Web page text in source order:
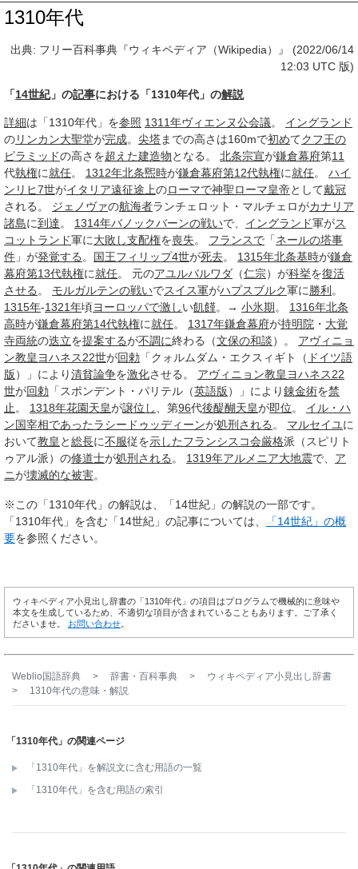
1310年代
出典: フリー百科事典『ウィキペディア（Wikipedia）』 (2022/06/14
12:03 UTC 版)
「14世紀」の記事における「1310年代」の解説
詳細は「1310年代」を参照 1311年ヴィエンヌ公会議。 イングランド
のリンカン大聖堂が完成。 尖塔までの高さは160mで初めてクフ王の
ピラミッドの高さを超えた建造物となる。 北条宗宣が鎌倉幕府第11
代執権に就任。 1312年北条煕時が鎌倉幕府第12代執権に就任。 ハイ
ンリヒ7世がイタリア遠征途上のローマで神聖ローマ皇帝として戴冠
される。 ジェノヴァの航海者ランチェロット・マルチェロがカナリア
諸島に到達。 1314年バノックバーンの戦いで、 イングランド軍がス
コットランド軍に大敗し支配権を喪失。 フランスで 「ネールの塔事
件 」が発覚する 。 国王フィリップ4世が死去。 1315年北条基時が鎌倉
幕府第13代執権に就任。 元のアユルバルワダ （仁宗）が科挙を復活
させる 。 モルガルテンの戦いでスイス軍がハプスブルク軍に 勝利 。
1315年-1321年頃ヨーロッパで激しい飢饉。→ 小氷期。 1316年北条
高時が鎌倉幕府第14代執権に就任。 1317年鎌倉幕府が持明院 ・ 大覚
寺両統の迭立を提案するが不調に終わる（文保の和談）。 アヴィニョ
ン教皇 ヨハネス22世が回勅 「クォルムダム・エクスィギト（ ドイツ語
版）」により清貧論争を激化させる。 アヴィニョン教皇 ヨハネス22
世が回勅 「スポンデント・パリテル（英語版）」により錬金術を禁
止 。 1318年花園天皇が譲位し 、第96代後醍醐天皇が即位。 イル・ハ
ン国宰相であったラシードゥッディーンが処刑される 。 マルセイユに
おいて教皇 と総長に不服従を示したフランシスコ会厳格派（スピリト
ゥアル派）の修道士が処刑される 。 1319年アルメニア大地震で、 ア
ニが壊滅的な被害。
※この「1310年代」の解説は、「14世紀」の解説の一部です。
「1310年代」を含む「14世紀」の記事については、
「14世紀」の概
要を参照ください。
ウィキペディア小見出し辞書の「1310年代」の項目はプログラムで機械的に意味や
本文を生成しているため、不適切な項目が含まれていることもあります。ご了承く
ださいませ。 お問い合わせ
Weblio国語辞典 > 辞書・百科事典 >
ウィキペディア小見出し辞書
>
1310年代の意味・解説
「1310年代」の関連ページ
「1310年代」を解説文に含む用語の一覧
「1310年代」を含む用語の索引